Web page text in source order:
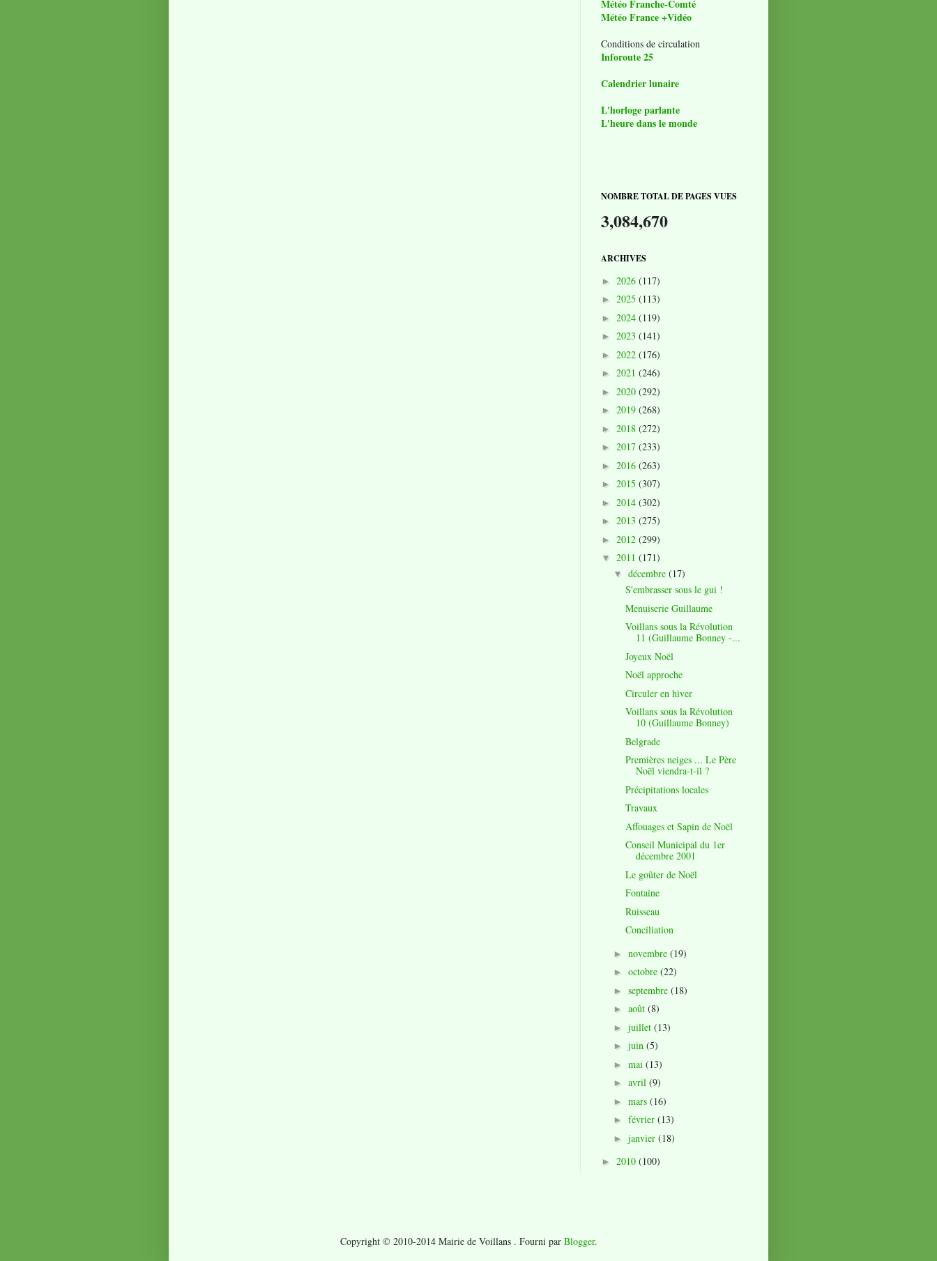
Météo Franche-Comté
Météo France +Vidéo
Conditions de circulation
Inforoute 25
Calendrier lunaire
L'horloge parlante
L'heure dans le monde
NOMBRE TOTAL DE PAGES VUES
3,084,670
ARCHIVES
► 2026 (117)
► 2025 (113)
► 2024 (119)
► 2023 (141)
► 2022 (176)
► 2021 (246)
► 2020 (292)
► 2019 (268)
► 2018 (272)
► 2017 (233)
► 2016 (263)
► 2015 (307)
► 2014 (302)
► 2013 (275)
► 2012 (299)
▼ 2011 (171)
▼ décembre (17)
S'embrasser sous le gui !
Menuiserie Guillaume
Voillans sous la Révolution
11 (Guillaume Bonney -...
Joyeux Noël
Noël approche
Circuler en hiver
Voillans sous la Révolution
10 (Guillaume Bonney)
Belgrade
Premières neiges ... Le Père
Noël viendra-t-il ?
Précipitations locales
Travaux
Affouages et Sapin de Noël
Conseil Municipal du 1er
décembre 2001
Le goûter de Noël
Fontaine
Ruisseau
Conciliation
► novembre (19)
► octobre (22)
► septembre (18)
► août (8)
► juillet (13)
► juin (5)
► mai (13)
► avril (9)
► mars (16)
► février (13)
► janvier (18)
► 2010 (100)
Copyright © 2010-2014 Mairie de Voillans . Fourni par Blogger.